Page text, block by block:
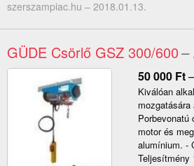
szerszampiac.hu – 2018.01.13.
GÜDE Csörlő GSZ 300/600–
50 000 Ft–
Kiválóan
Porbevonatú
motor és
alumínium. -
Teljesítmény